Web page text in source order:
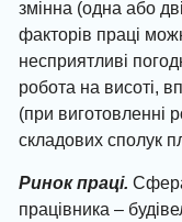
змінна (одна або
факторів праці
несприятливі
робота на висоті,
(при виготовленні
складових сполук
Ринок праці.
працівника –